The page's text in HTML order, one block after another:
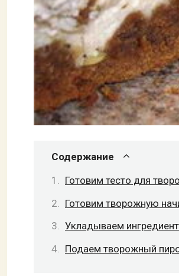
Содержание
Готовим тесто для
Готовим творожную
Укладываем
Подаем творожный